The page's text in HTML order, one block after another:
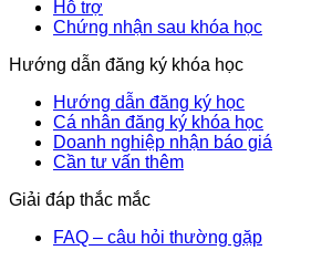
Hỗ trợ
Chứng nhận sau khóa học
Hướng dẫn đăng ký khóa học
Hướng dẫn đăng ký học
Cá nhân đăng ký khóa học
Doanh nghiệp nhận báo giá
Cần tư vấn thêm
Giải đáp thắc mắc
FAQ – câu hỏi thường gặp